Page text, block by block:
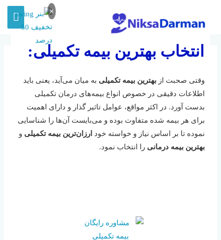
×
بهترین بیمه تکمیلی را بشناسیم
توسط میلاد/
2019-08-06
انتخاب بهترین بیمه تکمیلی:
وقتی صحبت ازبهترین بیمه تکمیلی به میان می‌آید، یعنی باید
اطلاعات دقیقی در خصوص انواع بیمه‌های درمان تکمیلی
بدست آورد. در اکثر مواقع، عوامل تاثیر گذار و دارای اهمیت
برای هر بیمه شده متفاوت بوده و می‌بایست آن‌ها را شناسایی
نموده تا بر اساس نیاز و خواسته خود ارزان‌ترین بیمه تکمیلی و
بهترین بیمه درمانی را انتخاب نمود.